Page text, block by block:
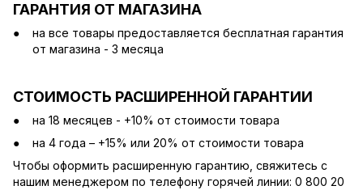
ГАРАНТИЯ ОТ МАГАЗИНА
на все товары предоставляется бесплатная гарантия
от магазина - 3 месяца
СТОИМОСТЬ РАСШИРЕННОЙ ГАРАНТИИ
на 18 месяцев - +10% от стоимости товара
на 4 года – +15% или 20% от стоимости товара
Чтобы оформить расширенную гарантию, свяжитесь с
нашим менеджером по телефону горячей линии: 0 800 20